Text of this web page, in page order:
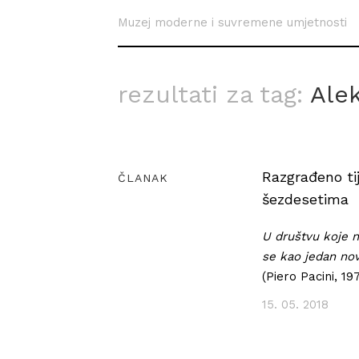
Muzej moderne i suvremene umjetnosti
rezultati za tag:
ČLANAK
Razgrađeno
šezdesetima
U društvu koje
se kao jedan
(Piero Pacini,
15. 05. 2018